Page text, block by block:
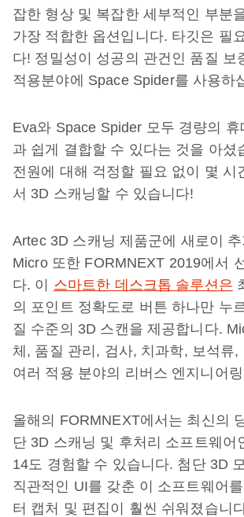
잡한 형상 및 복잡한 세부적인 부분
가장 적합한 옵션입니다. 타깃은 필
다! 정밀성이 성공의 관건인 품질 보
적용분야에 Space Spider를 사용하
Eva와 Space Spider 모두 경량의 휴
과 쉽게 결합할 수 있다는 것을 아셨
전원에 대해 걱정할 필요 없이 몇 시
서 3D 스캐닝할 수 있습니다!
Artec 3D 스캐닝 제품군에 새로이
Micro 또한 FORMNEXT 2019에서
다. 이 스마트한 데스크톱 솔루션은
의 포인트 정확도로 버튼 하나만 누
질 수준의 3D 스캔을 제공합니다.
체, 품질 관리, 검사, 치과학, 보석류,
여러 적용 분야의 리버스 엔지니어
올해의 FORMNEXT에서는 최신의
단 3D 스캐닝 및 후처리 소프트웨어
14도 경험할 수 있습니다. 첨단 3D
직관적인 UI를 갖춘 이 소프트웨어를
터 캡처 및 편집이 훨씬 쉬워졌습니